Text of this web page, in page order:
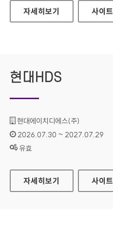
식품안전나라
자세히보기 사이트
현대HDS
기관명 :
현대에이치디에스(주)
인증기간 :
2026.07.30 ~ 2027.07.29
상태 :
유효
현대HDS
자세히보기 사이트